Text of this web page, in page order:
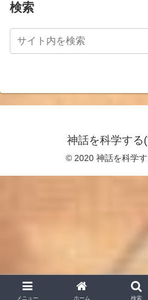
検索
神話を科学する
© 2020 神話を科学す
メニュー ホーム 検索